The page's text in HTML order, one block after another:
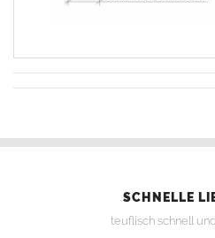
SCHNELLE
teuflisch schnell